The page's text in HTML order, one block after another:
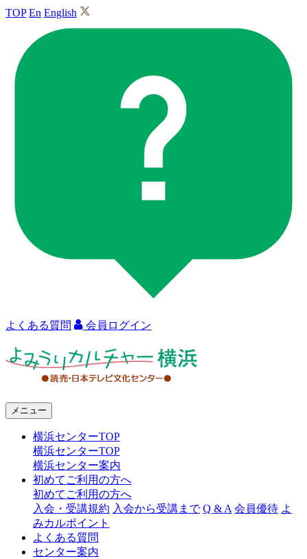
TOP En English
よくある質問 会員ログイン
ャ
メニュー
横浜センターTOP
横浜センターTOP
横浜センター案内
初めてご利用の方へ
初めてご利用の方へ
入会・受講規約 入会から受講まで Q & A 会員優待 よ
みカルポイント
よくある質問
センター案内